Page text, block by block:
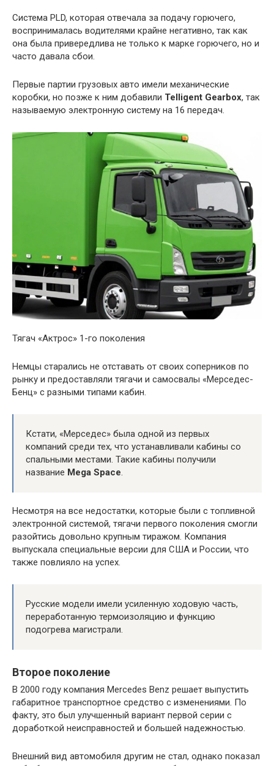
Система PLD, которая отвечала за подачу горючего,
воспринималась водителями крайне негативно, так как
она была привередлива не только к марке горючего, но и
часто давала сбои.
Первые партии грузовых авто имели механические
коробки, но позже к ним добавили Telligent Gearbox, так
называемую электронную систему на 16 передач.
Тягач «Актрос» 1-го поколения
Немцы старались не отставать от своих соперников по
рынку и предоставляли тягачи и самосвалы «Мерседес-
Бенц» с разными типами кабин.
Кстати, «Мерседес» была одной из первых
компаний среди тех, что устанавливали кабины со
спальными местами. Такие кабины получили
название Mega Space.
Несмотря на все недостатки, которые были с топливной
электронной системой, тягачи первого поколения смогли
разойтись довольно крупным тиражом. Компания
выпускала специальные версии для США и России, что
также повлияло на успех.
Русские модели имели усиленную ходовую часть,
переработанную термоизоляцию и функцию
подогрева магистрали.
Второе поколение
В 2000 году компания Mercedes Benz решает выпустить
габаритное транспортное средство с изменениями. По
факту, это был улучшенный вариант первой серии с
доработкой неисправностей и большей надежностью.
Внешний вид автомобиля другим не стал, однако показал